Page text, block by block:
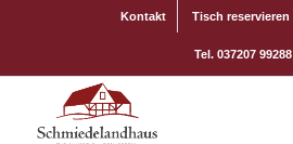
Kontakt Tisch reservieren
Tel. 037207 99288